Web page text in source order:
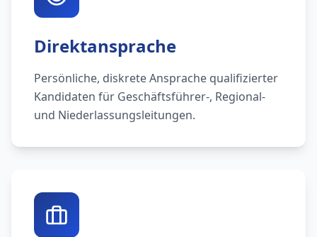
Direktansprache
Persönliche, diskrete Ansprache qualifizierter
Kandidaten für Geschäftsführer-, Regional-
und Niederlassungsleitungen.